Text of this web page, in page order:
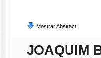
Mostrar Abstract
JOAQUIM